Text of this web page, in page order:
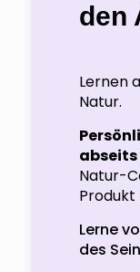
den
Lernen
Natur.
abseits
Natur-
Lerne
des